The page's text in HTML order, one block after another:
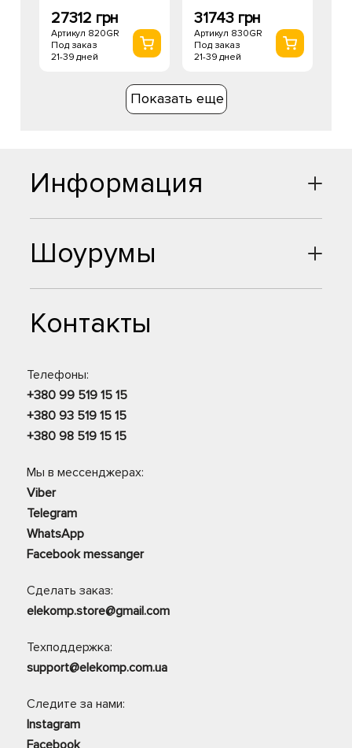
27312 грн
Артикул 820GR
Под заказ
21-39 дней
31743 грн
Артикул 830GR
Под заказ
21-39 дней
Показать еще
Шоурумы
Контакты
Телефоны:
+380 99 519 15 15
+380 93 519 15 15
+380 98 519 15 15
Мы в мессенджерах:
Viber
Telegram
WhatsApp
Facebook messanger
Сделать заказ:
elekomp.store@gmail.com
Техподдержка:
support@elekomp.com.ua
Следите за нами:
Instagram
Facebook
Информация